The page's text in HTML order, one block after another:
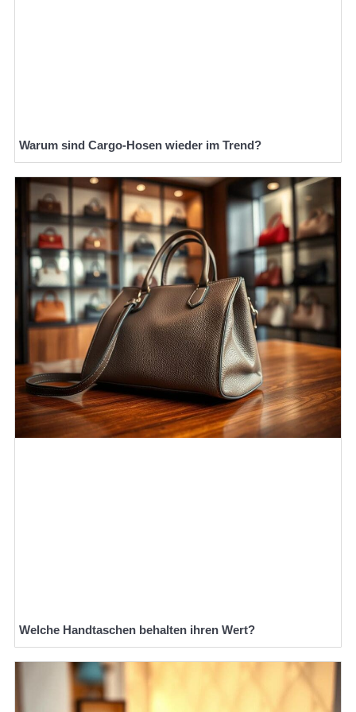
Warum sind Cargo-Hosen wieder im Trend?
Welche Handtaschen behalten ihren Wert?